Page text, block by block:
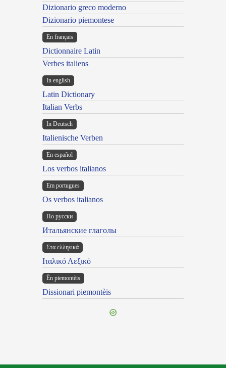
Dizionario greco moderno
Dizionario piemontese
En français
Dictionnaire Latin
Verbes italiens
In english
Latin Dictionary
Italian Verbs
In Deutsch
Italienische Verben
En español
Los verbos italianos
Em portugues
Os verbos italianos
По русски
Итальянские глаголы
Στα ελληνικά
Ιταλικό Λεξικό
Ën piemontèis
Dissionari piemontèis